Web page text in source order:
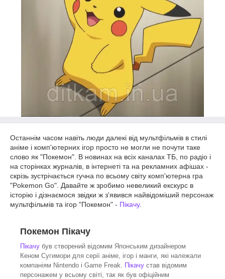
Останнім часом навіть люди далекі від мультфільмів в стилі
аніме і комп'ютерних ігор просто не могли не почути таке
слово як "Покемон". В новинах на всіх каналах ТБ, по радіо і
на сторінках журналів, в інтернеті та на рекламних афішах -
скрізь зустрічається гучна по всьому світу комп'ютерна гра
"Pokemon Go". Давайте ж зробимо невеликий екскурс в
історію і дізнаємося звідки ж з'явився найвідоміший персонаж
мультфільмів та ігор "Покемон" - Пікачу.
Покемон Пікачу
Пікачу був створений відомим Японським дизайнером
Кеном Сугимори для серії аніме, ігор і манги, які належали
компаніям Nintendo і Game Freak. Пікачу став відомим
персонажем у всьому світі, так як був офіційним